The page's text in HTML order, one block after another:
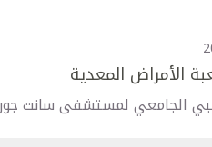
الأمراض المعدية
الجامعي لمستشفى سانت